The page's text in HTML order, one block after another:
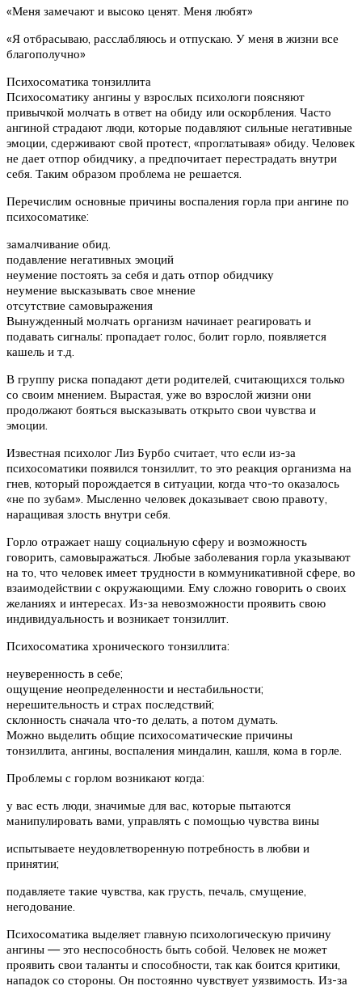
«Меня замечают и высоко ценят. Меня любят»
«Я отбрасываю, расслабляюсь и отпускаю. У меня в жизни все
благополучно»
Психосоматика тонзиллита
Психосоматику ангины у взрослых психологи поясняют
привычкой молчать в ответ на обиду или оскорбления. Часто
ангиной страдают люди, которые подавляют сильные негативные
эмоции, сдерживают свой протест, «проглатывая» обиду. Человек
не дает отпор обидчику, а предпочитает перестрадать внутри
себя. Таким образом проблема не решается.
Перечислим основные причины воспаления горла при ангине по
психосоматике:
замалчивание обид.
подавление негативных эмоций
неумение постоять за себя и дать отпор обидчику
неумение высказывать свое мнение
отсутствие самовыражения
Вынужденный молчать организм начинает реагировать и
подавать сигналы: пропадает голос, болит горло, появляется
кашель и т.д.
В группу риска попадают дети родителей, считающихся только
со своим мнением. Вырастая, уже во взрослой жизни они
продолжают бояться высказывать открыто свои чувства и
эмоции.
Известная психолог Лиз Бурбо считает, что если из-за
психосоматики появился тонзиллит, то это реакция организма на
гнев, который порождается в ситуации, когда что-то оказалось
«не по зубам». Мысленно человек доказывает свою правоту,
наращивая злость внутри себя.
Горло отражает нашу социальную сферу и возможность
говорить, самовыражаться. Любые заболевания горла указывают
на то, что человек имеет трудности в коммуникативной сфере, во
взаимодействии с окружающими. Ему сложно говорить о своих
желаниях и интересах. Из-за невозможности проявить свою
индивидуальность и возникает тонзиллит.
Психосоматика хронического тонзиллита:
неуверенность в себе;
ощущение неопределенности и нестабильности;
нерешительность и страх последствий;
склонность сначала что-то делать, а потом думать.
Можно выделить общие психосоматические причины
тонзиллита, ангины, воспаления миндалин, кашля, кома в горле.
Проблемы с горлом возникают когда:
у вас есть люди, значимые для вас, которые пытаются
манипулировать вами, управлять с помощью чувства вины
испытываете неудовлетворенную потребность в любви и
принятии;
подавляете такие чувства, как грусть, печаль, смущение,
негодование.
Психосоматика выделяет главную психологическую причину
ангины — это неспособность быть собой. Человек не может
проявить свои таланты и способности, так как боится критики,
нападок со стороны. Он постоянно чувствует уязвимость. Из-за